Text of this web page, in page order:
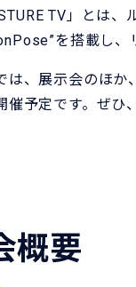
TV」とは
を搭載し、
は、展示会のほ
催予定です。ぜひ
概要